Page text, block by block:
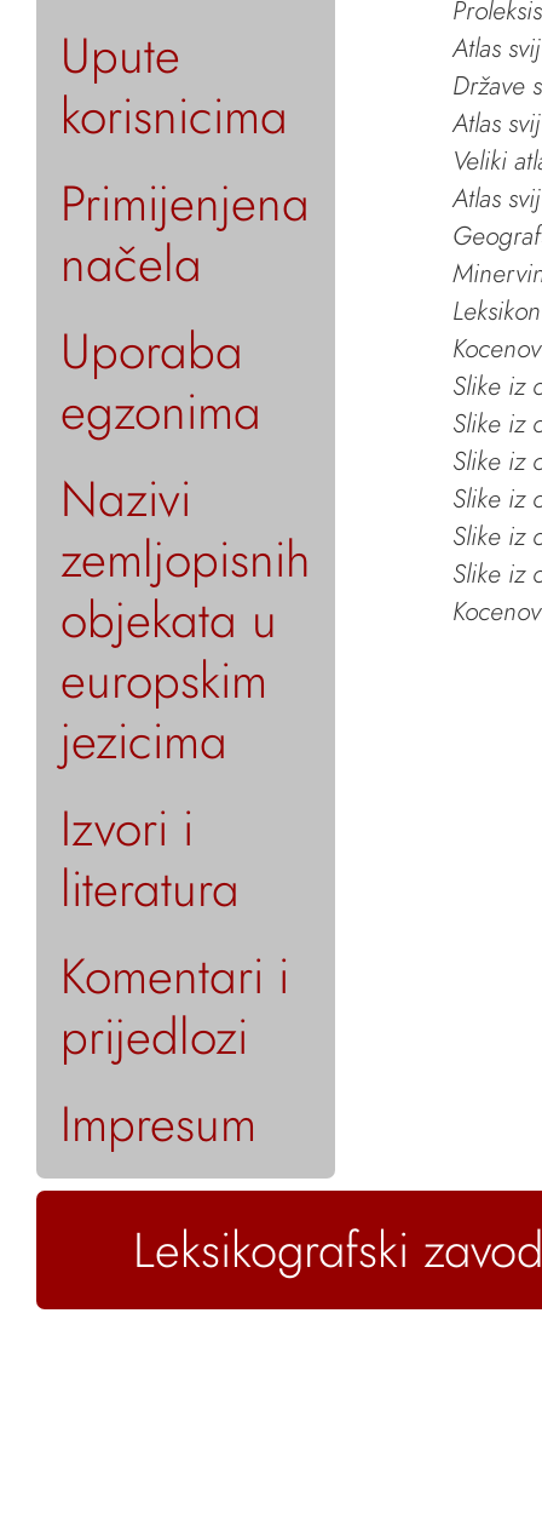
Upute
korisnicima
Primijenjena
načela
Uporaba
egzonima
Nazivi
zemljopisnih
objekata u
europskim
jezicima
Izvori i
literatura
Komentari i
prijedlozi
Impresum
Atlas
Države
Atlas
Veliki
Atlas
Slike iz
Slike iz
Slike iz
Slike iz
Slike iz
Slike iz
Leksikografski